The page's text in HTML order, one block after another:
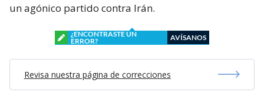
un agónico partido contra Irán.
¿ENCONTRASTE UN
ERROR?
AVÍSANOS
Revisa nuestra página de correcciones